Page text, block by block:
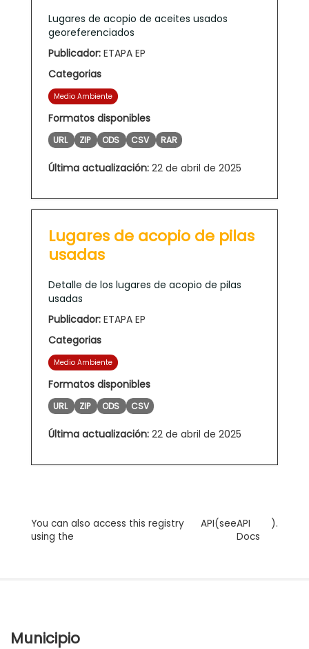
Lugares de acopio de aceites usados
georeferenciados
Publicador: ETAPA EP
Categorias
Medio Ambiente
Formatos disponibles
URL ZIP ODS CSV RAR
Última actualización: 22 de abril de 2025
Lugares de acopio de pilas
usadas
Detalle de los lugares de acopio de pilas
usadas
Publicador: ETAPA EP
Categorias
Medio Ambiente
Formatos disponibles
URL ZIP ODS CSV
Última actualización: 22 de abril de 2025
You can also access this registry
using the
API(seeAPI
Docs
).
Municipio